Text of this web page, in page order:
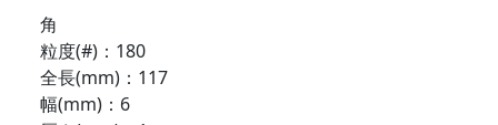
角
粒度(#)：180
全長(mm)：117
幅(mm)：6